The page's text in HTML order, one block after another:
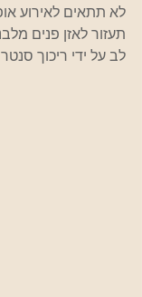
לא תתאים לאירוע
תעזור לאזן פנים
לב על ידי ריכוך סנטר